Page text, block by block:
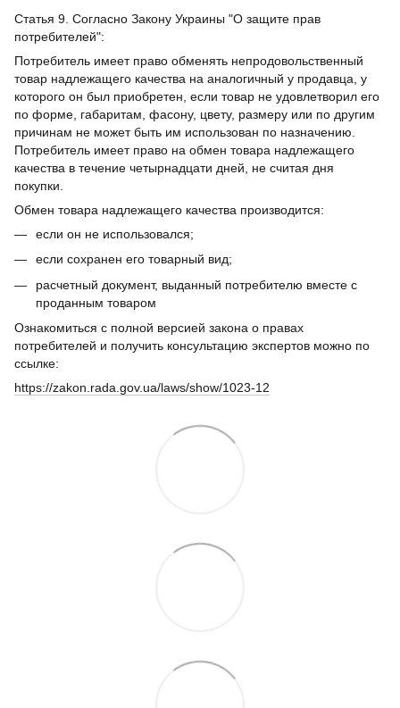
Статья 9. Согласно Закону Украины "О защите прав
потребителей":
Потребитель имеет право обменять непродовольственный
товар надлежащего качества на аналогичный у продавца, у
которого он был приобретен, если товар не удовлетворил его
по форме, габаритам, фасону, цвету, размеру или по другим
причинам не может быть им использован по назначению.
Потребитель имеет право на обмен товара надлежащего
качества в течение четырнадцати дней, не считая дня
покупки.
Обмен товара надлежащего качества производится:
если он не использовался;
если сохранен его товарный вид;
расчетный документ, выданный потребителю вместе с
проданным товаром
Ознакомиться с полной версией закона о правах
потребителей и получить консультацию экспертов можно по
ссылке:
https://zakon.rada.gov.ua/laws/show/1023-12